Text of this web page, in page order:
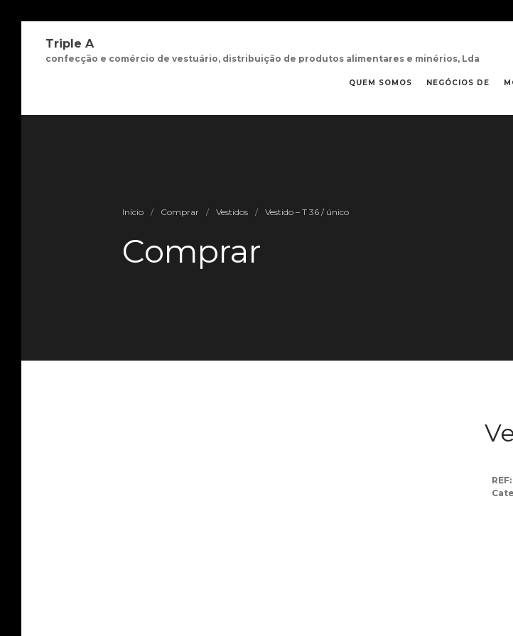
Triple A
confecção e comércio de vestuário, distribuição de produtos alimentares e minérios, Lda
QUEM SOMOS NEGÓCIOS DE
Início / Comprar / Vestidos / Vestido – T 36 / único
Comprar
REF: